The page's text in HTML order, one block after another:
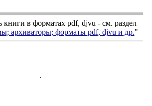
книги в форматах pdf, djvu - см. раздел
архиваторы; форматы pdf, djvu и др."
.